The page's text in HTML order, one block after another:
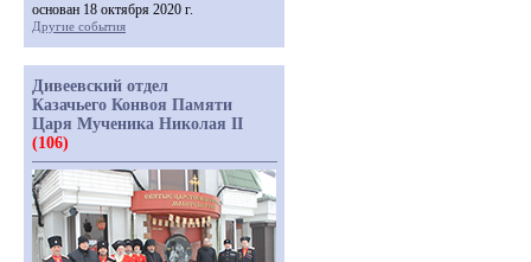
основан 18 октября 2020 г.
Другие события
Дивеевский отдел
Казачьего Конвоя Памяти
Царя Мученика Николая II
(106)